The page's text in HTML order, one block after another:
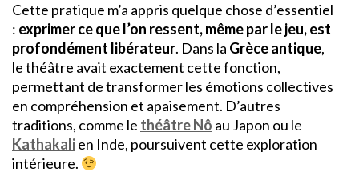
Cette pratique m’a appris quelque chose d’essentiel
: exprimer ce que l’on ressent, même par le jeu, est
profondément libérateur. Dans la Grèce antique,
le théâtre avait exactement cette fonction,
permettant de transformer les émotions collectives
en compréhension et apaisement. D’autres
traditions, comme le théâtre Nô au Japon ou le
Kathakalien Inde, poursuivent cette exploration
intérieure.